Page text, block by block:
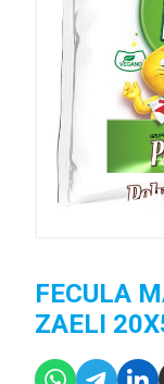
FECULA
ZAELI